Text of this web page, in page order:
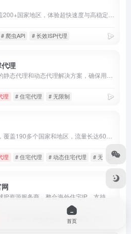
# 爬虫API # 长效ISP代理
理
理 # 住宅代理 # 无限制
理 # 住宅代理 # 动态住宅代理 # 无带宽限制
# 美国IP，高质量IP池，遍布全球，smartproxy
首页